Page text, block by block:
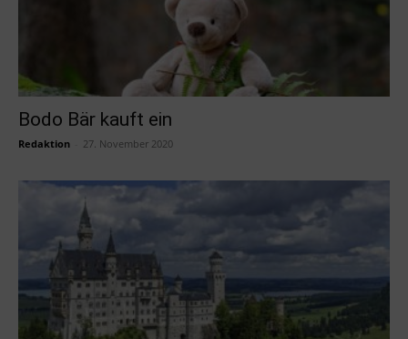
Bodo Bär kauft ein
Redaktion 27. November 2020